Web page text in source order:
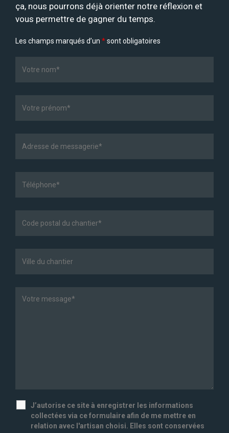
ça, nous pourrons déjà orienter notre réflexion et
vous permettre de gagner du temps.
Les champs marqués d’un *sont obligatoires
J’autorise ce site à enregistrer les informations
collectées via ce formulaire afin de me mettre en
relation avec l'artisan choisi. Elles sont conservées